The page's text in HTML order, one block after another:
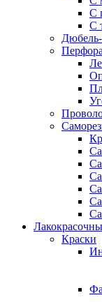
С
С
Краски